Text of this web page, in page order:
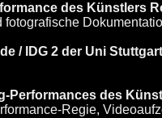
des Künstlers
/ IDG 2 der Uni
Performances des
Regie,